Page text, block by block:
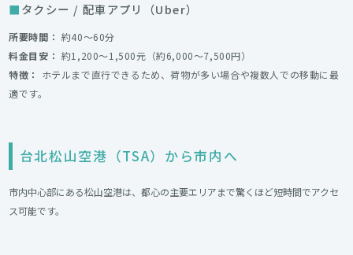
タクシー / 配車アプリ（Uber）
所要時間： 約40〜60分
料金目安： 約1,200〜1,500元（約6,000〜7,500円）
特徴：
ホテルまで直行できるため、荷物が多い場合や複数人での移動に最
適です。
台北松山空港（TSA）から市内へ
市内中心部にある松山空港は、都心の主要エリアまで驚くほど短時間でアクセ
ス可能です。